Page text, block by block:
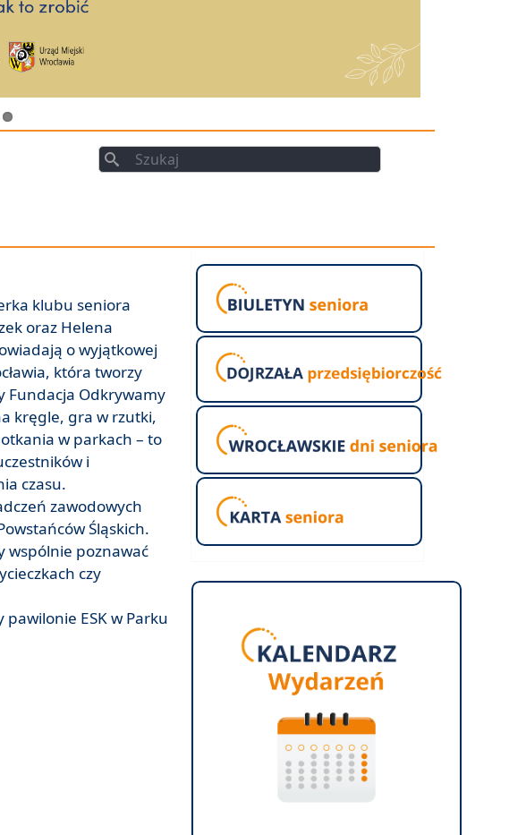
Szukaj
Szukaj
klubu seniora
oraz Helena
o wyjątkowej
która tworzy
Fundacja Odkrywamy
kręgle, gra w rzutki,
w parkach – to
i
czasu.
zawodowych
Śląskich.
wspólnie poznawać
czy
ESK w Parku